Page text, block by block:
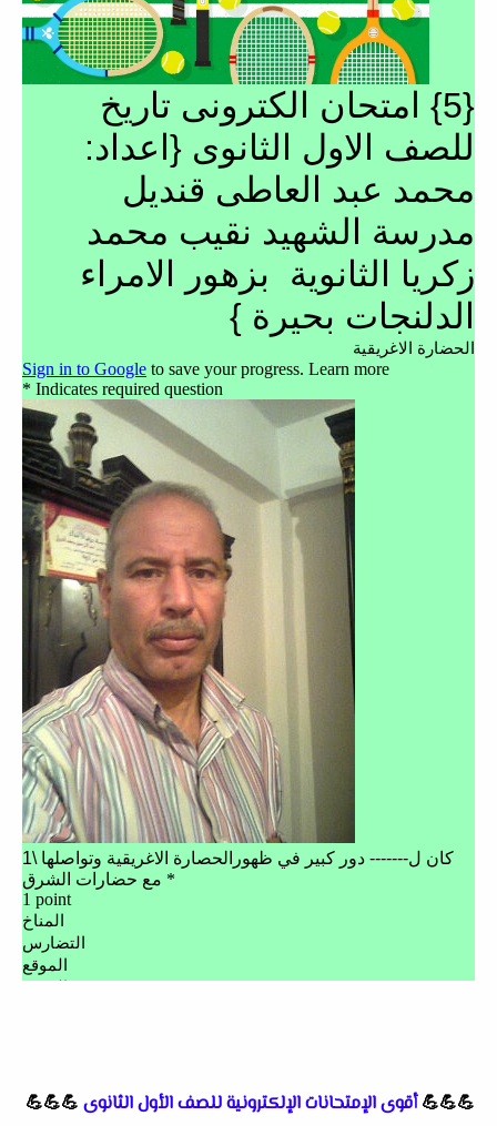
💪💪💪أقوى الإمتحانات الإلكترونية للصف الأول الثانوى 💪💪💪